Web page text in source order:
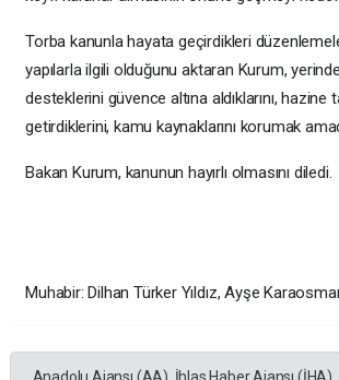
Torba kanunla hayata geçirdikleri
yapılarla ilgili olduğunu aktaran Kurum,
desteklerini güvence altına aldıklarını,
getirdiklerini, kamu kaynaklarını korumak
Bakan Kurum, kanunun hayırlı olmasını diledi.
Muhabir: Dilhan Türker Yıldız, Ayşe
Anadolu Ajansı (AA), İhlas Haber Ajansı